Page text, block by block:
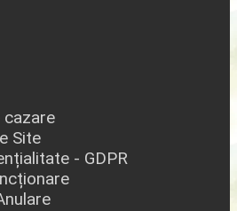
cazare
Site
- GDPR